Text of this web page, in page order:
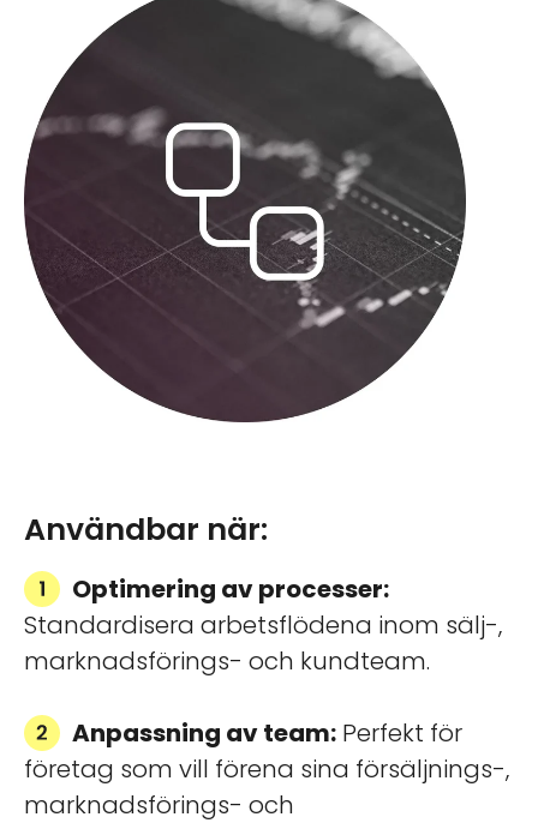
Användbar när:
Optimering av processer:
Standardisera arbetsflödena inom sälj-,
marknadsförings- och kundteam.
Anpassning av team: Perfekt för
företag som vill förena sina försäljnings-,
marknadsförings- och